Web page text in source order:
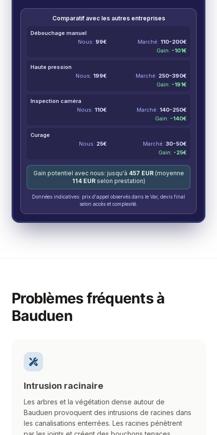
Comparatif avec les autres entreprises
Débouchage manuel
Nous: 99€ Marché: 110-200€
Gain: -101€
Haute pression
Nous: 199€ Marché: 250-390€
Gain: -191€
Inspection caméra
Nous: 110€ Marché: 140-250€
Gain: -140€
Curage
Nous: 25€ Marché: 30-50€
Gain: -25€
Gain potentiel avec nous: jusqu'à 457 EUR(moyenne
114EURselon prestation)
Données indicatives: prix d'appel observés dans le Var, devis final
selon accès et complexité.
Problèmes fréquents à
Bauduen
Intrusion racinaire
Les arbres et la végétation dense autour de
Bauduen provoquent des intrusions de racines dans
les canalisations enterrées. Les racines pénètrent